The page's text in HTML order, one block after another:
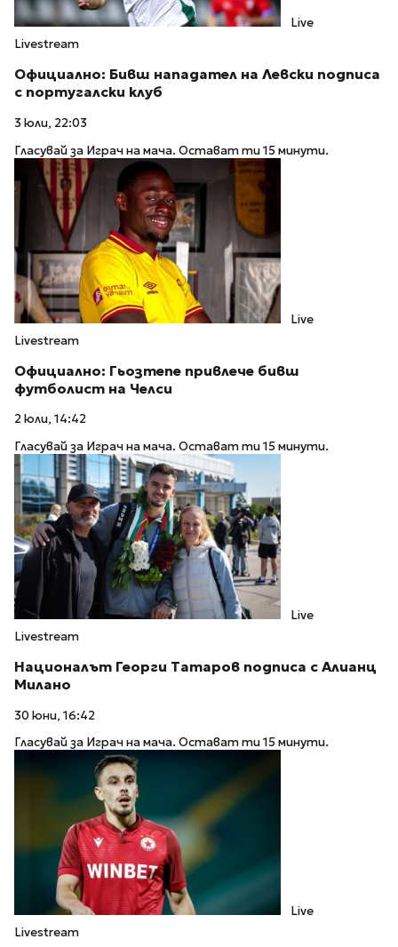
Live
Livestream
Официално: Бивш нападател на Левски подписа
с португалски клуб
3 юли, 22:03
Гласувай за Играч на мача. Остават ти 15 минути.
Live
Livestream
Официално: Гьозтепе привлече бивш
футболист на Челси
2 юли, 14:42
Гласувай за Играч на мача. Остават ти 15 минути.
Live
Livestream
Националът Георги Татаров подписа с Алианц
Милано
30 юни, 16:42
Гласувай за Играч на мача. Остават ти 15 минути.
Live
Livestream